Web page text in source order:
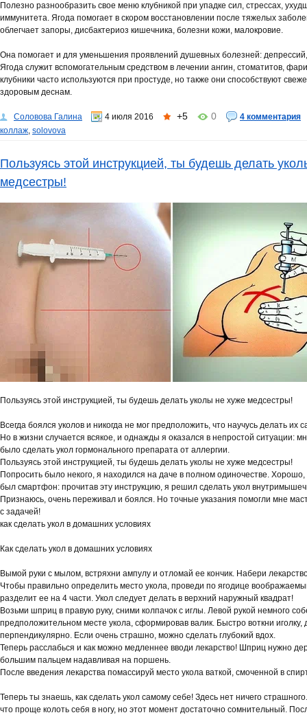
Полезно разнообразить свое меню клубникой при упадке сил, стрессах,
иммунитета. Ягода помогает в скором восстановлении после тяжелых
облегчает запоры, дисбактериоз кишечника, болезни кожи, малокровие.
Она помогает и для уменьшения проявлений душевных болезней:
Ягода служит вспомогательным средством в лечении ангин, стоматитов,
клубники часто используются при простуде, но также они способствуют
здоровым деснам.
Соловова Галина 4 июля 2016 +5 0
4 комментария
коллаж, solovova
Пользуясь этой инструкцией, ты будешь делать
медсестры!
Пользуясь этой инструкцией, ты будешь делать уколы не хуже медсестры!
Всегда боялся уколов и никогда не мог предположить, что научусь делать их
Но в жизни случается всякое, и однажды я оказался в непростой ситуации:
было сделать укол гормонального препарата от аллергии.
Пользуясь этой инструкцией, ты будешь делать уколы не хуже медсестры!
Попросить было некого, я находился на даче в полном одиночестве. Хорошо,
был смартфон: прочитав эту инструкцию, я решил сделать укол
Признаюсь, очень переживал и боялся. Но точные указания помогли мне
с задачей!
как сделать укол в домашних условиях
Как сделать укол в домашних условиях
Вымой руки с мылом, встряхни ампулу и отломай ее кончик. Набери
Чтобы правильно определить место укола, проведи по ягодице
разделит ее на 4 части. Укол следует делать в верхний наружный квадрат!
Возьми шприц в правую руку, сними колпачок с иглы. Левой рукой немного
предположительном месте укола, сформировав валик. Быстро воткни иголку,
перпендикулярно. Если очень страшно, можно сделать глубокий вдох.
Теперь расслабься и как можно медленнее вводи лекарство! Шприц нужно
большим пальцем надавливая на поршень.
После введения лекарства помассируй место укола ваткой, смоченной в
Теперь ты знаешь, как сделать укол самому себе! Здесь нет ничего
что проще колоть себя в ногу, но этот момент достаточно сомнительный.